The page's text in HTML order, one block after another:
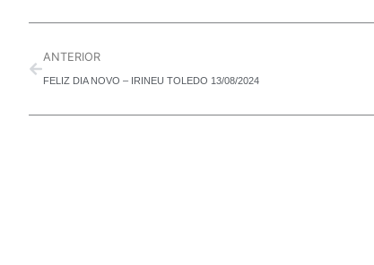
ANTERIOR
FELIZ DIA NOVO – IRINEU TOLEDO 13/08/2024